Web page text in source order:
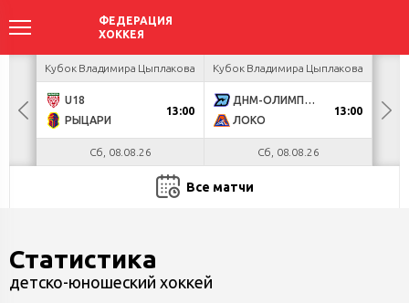
Кубок Владимира Цыплакова
U18
РЫЦАРИ
13:00
Сб, 08.08.26
Кубок Владимира Цыплакова
ДНМ-ОЛИМПИК
ЛОКО
13:00
Сб, 08.08.26
Все матчи
Статистика
детско-юношеский хоккей